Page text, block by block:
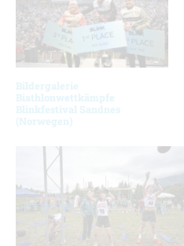
Bildergalerie
Biathlonwettkämpfe
Blinkfestival Sandnes
(Norwegen)